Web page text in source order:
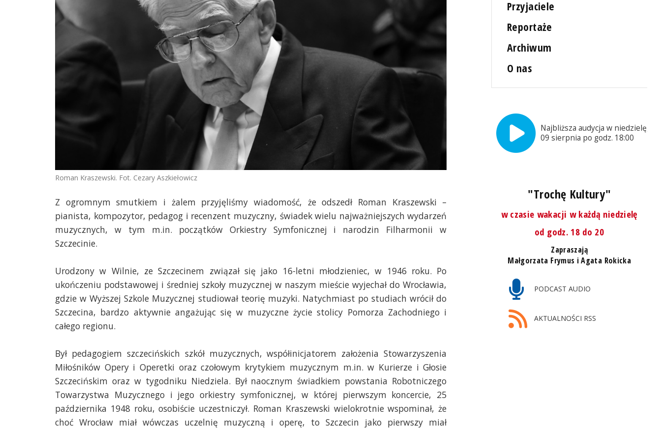
Roman Kraszewski. Fot. Cezary Aszkiełowicz
Z ogromnym smutkiem i żalem przyjęliśmy wiadomość, że odszedł Roman Kraszewski –
pianista, kompozytor, pedagog i recenzent muzyczny, świadek wielu najważniejszych wydarzeń
muzycznych, w tym m.in. początków Orkiestry Symfonicznej i narodzin Filharmonii w
Szczecinie.
Urodzony w Wilnie, ze Szczecinem związał się jako 16-letni młodzieniec, w 1946 roku. Po
ukończeniu podstawowej i średniej szkoły muzycznej w naszym mieście wyjechał do Wrocławia,
gdzie w Wyższej Szkole Muzycznej studiował teorię muzyki. Natychmiast po studiach wrócił do
Szczecina, bardzo aktywnie angażując się w muzyczne życie stolicy Pomorza Zachodniego i
całego regionu.
Był pedagogiem szczecińskich szkół muzycznych, współinicjatorem założenia Stowarzyszenia
Miłośników Opery i Operetki oraz czołowym krytykiem muzycznym m.in. w Kurierze i Głosie
Szczecińskim oraz w tygodniku Niedziela. Był naocznym świadkiem powstania Robotniczego
Towarzystwa Muzycznego i jego orkiestry symfonicznej, w której pierwszym koncercie, 25
października 1948 roku, osobiście uczestniczył. Roman Kraszewski wielokrotnie wspominał, że
choć Wrocław miał wówczas uczelnię muzyczną i operę, to Szczecin jako pierwszy miał
Przyjaciele
Reportaże
Archiwum
O nas
Najbliższa audycja w niedzielę,
09 sierpnia po godz. 18:00
"Trochę Kultury"
w czasie wakacji w każdą niedzielę
od godz. 18 do 20
Zapraszają
Małgorzata Frymus i Agata Rokicka
PODCAST AUDIO
AKTUALNOŚCI RSS